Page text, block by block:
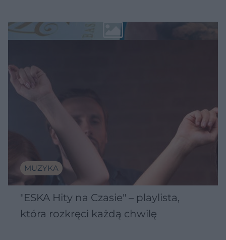
MUZYKA
"ESKA Hity na Czasie" – playlista,
która rozkręci każdą chwilę